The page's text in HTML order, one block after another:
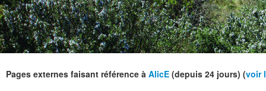
Pages externes faisant référence à AlicE (depuis 24 jours) (voir